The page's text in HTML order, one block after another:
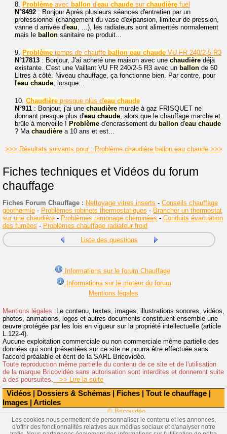
Vidéos | Dossiers & Schémas | Fiches | Tout le chauffage |
Images | Articles
8. Problème avec ballon d'eau chaude sur chaudière fuel
N°8492 : Bonjour Après plusieurs séances d'entretien par un
professionnel (changement du vase d'expansion, limiteur de pression,
vanne d arrivée d'eau, ...), les radiateurs sont alimentés normalement
mais le ballon sanitaire ne produit...
9. Problème temps de chauffe ballon eau chaude VU FR 240/2-5 R3
N°17813 : Bonjour, J'ai acheté une maison avec une chaudière déjà
existante. C'est une Vaillant VU FR 240/2-5 R3 avec un ballon de 60
Litres à côté. Niveau chauffage, ça fonctionne bien. Par contre, pour
l'eau chaude, lorsque...
10. Chaudière presque plus d'eau chaude
N°911 : Bonjour, j'ai une chaudière murale à gaz FRISQUET ne
donnant presque plus d'eau chaude, alors que le chauffage marche et
brûle à merveille ! Problème d'encrassement du ballon d'eau chaude
? Ma chaudière a 10 ans et est...
>>> Résultats suivants pour : Problème chaudière ballon eau chaude >>>
Fiches techniques et Vidéos du forum
chauffage
Fiches Forum Chauffage : Nettoyage vitres inserts - Conseils chauffage
géothermie - Problèmes robinets thermostatiques - Brancher un thermostat
sur une chaudière - Problèmes ramonage cheminées - Conduits évacuation
des fumées - Problèmes chauffage radiateur froid
Liste des questions
Informations sur le forum Chauffage
Informations sur le moteur du forum
Mentions légales
Mentions légales : Le contenu, textes, images, illustrations sonores, vidéos,
photos, animations, logos et autres documents constituent ensemble une
œuvre protégée par les lois en vigueur sur la propriété intellectuelle (article
L.122-4).
Aucune exploitation commerciale ou non commerciale même partielle des
données qui sont présentées sur ce site ne pourra être effectuée sans
l'accord préalable et écrit de la SARL Bricovidéo.
Toute reproduction même partielle du contenu de ce site et de l'utilisation
de la marque Bricovidéo sans autorisation sont interdites et donneront suite
à des poursuites.
>> Lire la suite
© Bricovidéo
Les cookies nous permettent de personnaliser le contenu et les annonces,
d'offrir des fonctionnalités relatives aux médias sociaux et d'analyser notre